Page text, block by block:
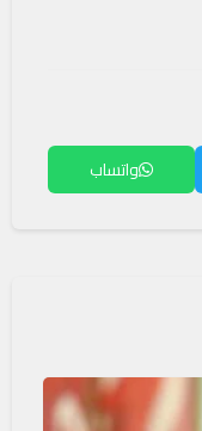
واتساب